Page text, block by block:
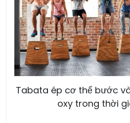
Tabata ép cơ thể bước
oxy trong thời